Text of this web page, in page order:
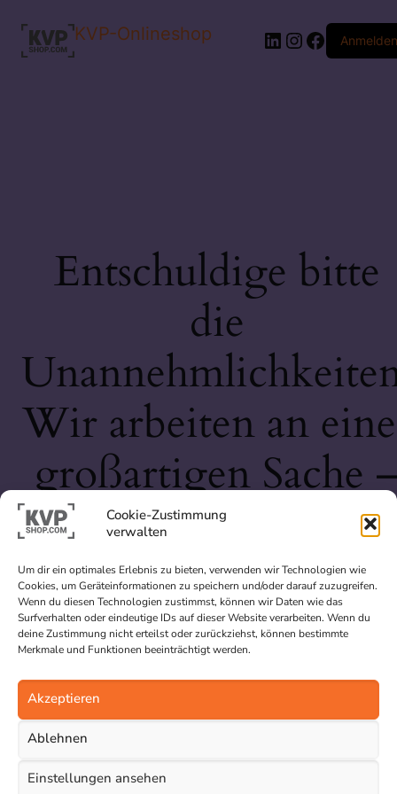
Cookie-Zustimmung
verwalten
Um dir ein optimales Erlebnis zu bieten, verwenden wir Technologien wie
Cookies, um Geräteinformationen zu speichern und/oder darauf zuzugreifen.
Wenn du diesen Technologien zustimmst, können wir Daten wie das
Surfverhalten oder eindeutige IDs auf dieser Website verarbeiten. Wenn du
deine Zustimmung nicht erteilst oder zurückziehst, können bestimmte
Merkmale und Funktionen beeinträchtigt werden.
Akzeptieren
Ablehnen
Einstellungen ansehen
KVP-Onlineshop LinkedIn
Instagram
Anmelden
Entschuldige bitte
die
Wir arbeiten an
großartigen Sache
schau bald wieder
vorbei!